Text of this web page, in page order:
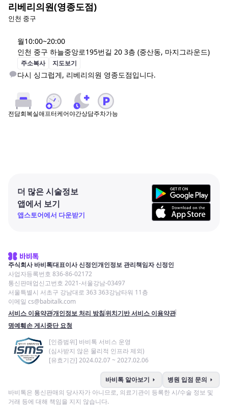
리베리의원(영종도점)
인천 중구
월10:00~20:00
인천 중구 하늘중앙로195번길 20 3층 (중산동, 마지그라운드)
주소복사 지도보기
전담회복실애프터케어야간상담주차가능
더 많은 시술정보
앱에서 보기
앱스토어에서 다운받기
주식회사 바비톡대표이사 신정인개인정보 관리책임자 신정인
사업자등록번호 836-86-02172
통신판매업신고번호 2021-서울강남-03497
서울특별시 서초구 강남대로 363 363강남타워 11층
이메일 cs@babitalk.com
서비스 이용약관개인정보 처리 방침위치기반 서비스 이용약관
명예훼손 게시중단 요청
[인증범위] 바비톡 서비스 운영
(심사받지 않은 물리적 인프라 제외)
[유효기간] 2024.02.07 ~ 2027.02.06
바비톡 알아보기 arrow_right 병원 입점 문의 arrow_right
바비톡은 통신판매의 당사자가 아니므로, 의료기관이 등록한 시/수술 정보 및
거래 등에 대해 책임을 지지 않습니다.